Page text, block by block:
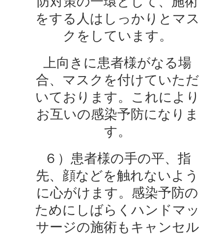
をする人はしっかりとマス
クをしています。
上向きに患者様がなる場
合、マスクを付けていただ
いております。これにより
お互いの感染予防になりま
す。
６）患者様の手の平、指
先、顔などを触れないよう
に心がけます。感染予防の
ためにしばらくハンドマッ
サージの施術もキャンセル